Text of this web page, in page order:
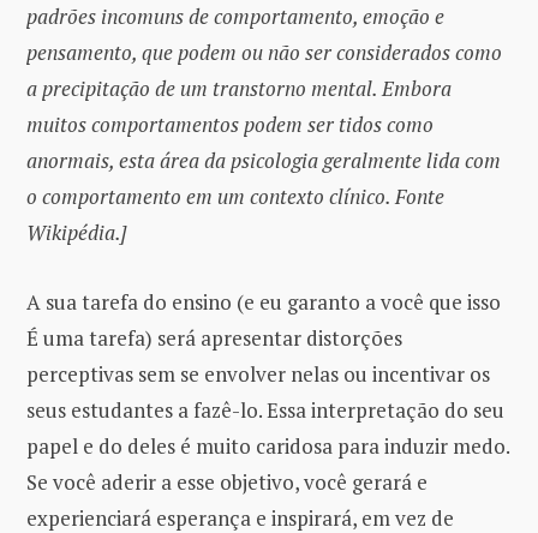
padrões incomuns de comportamento, emoção e
pensamento, que podem ou não ser considerados como
a precipitação de um transtorno mental. Embora
muitos comportamentos podem ser tidos como
anormais, esta área da psicologia geralmente lida com
o comportamento em um contexto clínico. Fonte
Wikipédia.]
A sua tarefa do ensino (e eu garanto a você que isso
É uma tarefa) será apresentar distorções
perceptivas sem se envolver nelas ou incentivar os
seus estudantes a fazê-lo. Essa interpretação do seu
papel e do deles é muito caridosa para induzir medo.
Se você aderir a esse objetivo, você gerará e
experienciará esperança e inspirará, em vez de